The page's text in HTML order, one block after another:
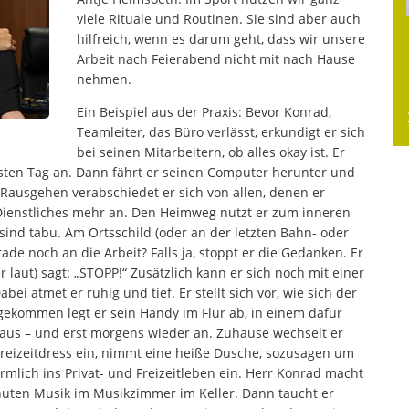
viele Rituale und Routinen. Sie sind aber auch
hilfreich, wenn es darum geht, dass wir unsere
Arbeit nach Feierabend nicht mit nach Hause
nehmen.
Ein Beispiel aus der Praxis: Bevor Konrad,
Teamleiter, das Büro verlässt, erkundigt er sich
bei seinen Mitarbeitern, ob alles okay ist. Er
Tag an. Dann fährt er seinen Computer herunter und
verabschiedet er sich von allen, denen er
mehr an. Den Heimweg nutzt er zum inneren
tabu. Am Ortsschild (oder an der letzten Bahn- oder
noch an die Arbeit? Falls ja, stoppt er die Gedanken. Er
sagt: „STOPP!“ Zusätzlich kann er sich noch mit einer
atmet er ruhig und tief. Er stellt sich vor, wie sich der
legt er sein Handy im Flur ab, in einem dafür
– und erst morgens wieder an. Zuhause wechselt er
ein, nimmt eine heiße Dusche, sozusagen um
ins Privat- und Freizeitleben ein. Herr Konrad macht
Musik im Musikzimmer im Keller. Dann taucht er